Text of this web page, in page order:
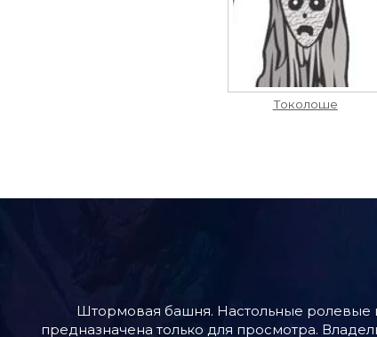
Токолоше
Штормовая башня. Настольные ролевые
предназначена только для просмотра.